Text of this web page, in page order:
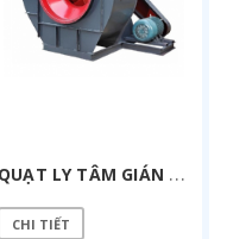
Q
UẠT LY TÂM GIÁN TIẾP 4-72-8C-5.5KW
CHI TIẾT